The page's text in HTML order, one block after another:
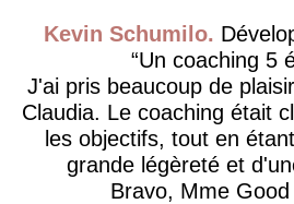
Kevin Schumilo
Un coaching 5
J'ai pris beaucoup de
Claudia. Le coaching était
les objectifs, tout en
grande légèreté et
Bravo, Mme